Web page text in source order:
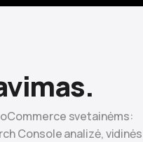
svetainėms:
Console analizė, vidinės